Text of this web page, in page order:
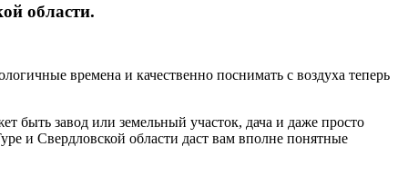
области.
времена и качественно поснимать с воздуха теперь
быть завод или земельный участок, дача и даже просто
и Свердловской области даст вам вполне понятные